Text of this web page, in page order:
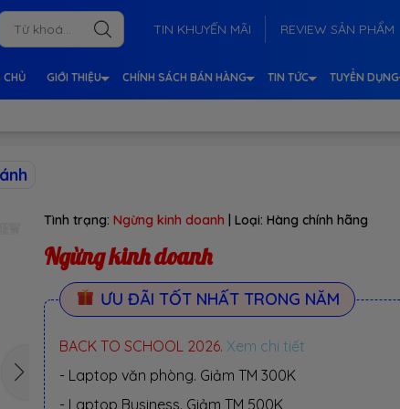
TIN KHUYẾN MÃI REVIEW SẢN PHẨM
CHỦ GIỚI THIỆU CHÍNH SÁCH BÁN HÀNG TIN TỨC TUYỂN DỤNG
Tình trạng: Ngừng kinh doanh | Loại: Hàng chính hãng
Ngừng kinh doanh
ƯU ĐÃI TỐT NHẤT TRONG NĂM
BACK TO SCHOOL 2026. Xem chi tiết
- Laptop văn phòng. Giảm TM 300K
- Laptop Business. Giảm TM 500K